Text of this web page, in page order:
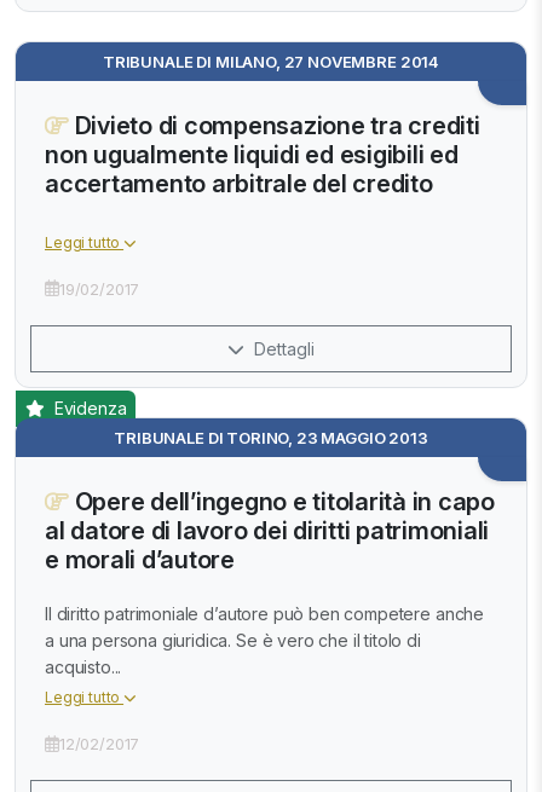
TRIBUNALE DI MILANO, 27 NOVEMBRE 2014
Divieto di compensazione tra crediti
non ugualmente liquidi ed esigibili ed
accertamento arbitrale del credito
Leggi tutto
19/02/2017
Dettagli
TRIBUNALE DI TORINO, 23 MAGGIO 2013
Evidenza
Opere dell’ingegno e titolarità in capo
al datore di lavoro dei diritti patrimoniali
e morali d’autore
Il diritto patrimoniale d’autore può ben competere anche
a una persona giuridica. Se è vero che il titolo di
acquisto...
Leggi tutto
12/02/2017